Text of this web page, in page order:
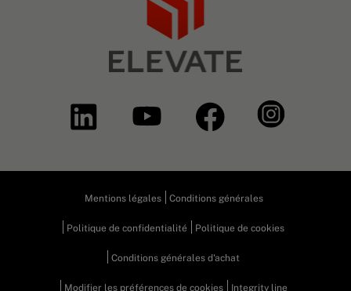
Mentions légales Conditions générales
Politique de confidentialité Politique de cookies
Conditions générales d'achat
Modifier les préférences de cookies Integrity line